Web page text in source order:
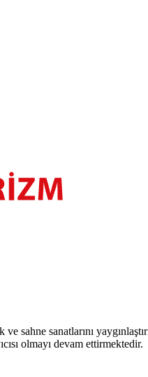
sanatlarını
olmayı devam ettirmektedir.